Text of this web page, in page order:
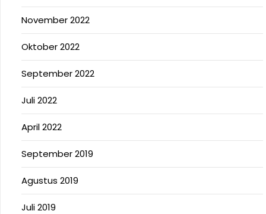
November 2022
Oktober 2022
September 2022
Juli 2022
April 2022
September 2019
Agustus 2019
Juli 2019